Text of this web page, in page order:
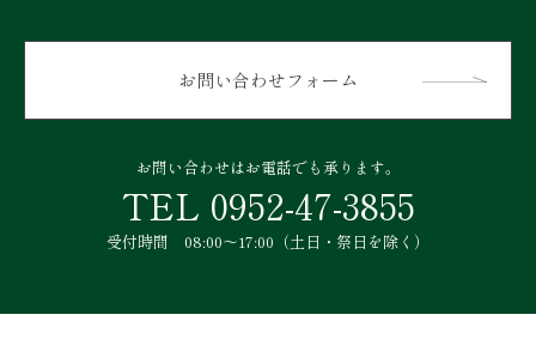
お問い合わせフォーム
お問い合わせはお電話でも承ります。
TEL 0952-47-3855
受付時間 08:00～17:00（土日・祭日を除く）